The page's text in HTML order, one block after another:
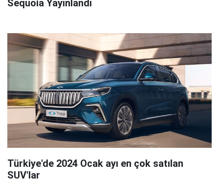
Sequoia Yayınlandı
Türkiye'de 2024 Ocak ayı en çok satılan
SUV'lar